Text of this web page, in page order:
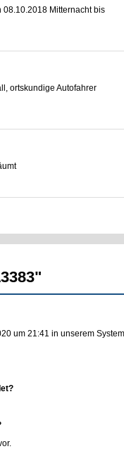
Mitternacht bis
ortskundige Autofahrer
um 21:41 in unserem